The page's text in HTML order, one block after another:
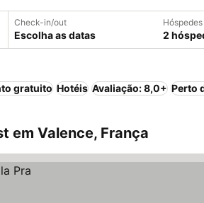
Check-in/out
Escolha as datas 2
gratuito Hotéis Avaliação: 8,0+ Perto
em Valence, França